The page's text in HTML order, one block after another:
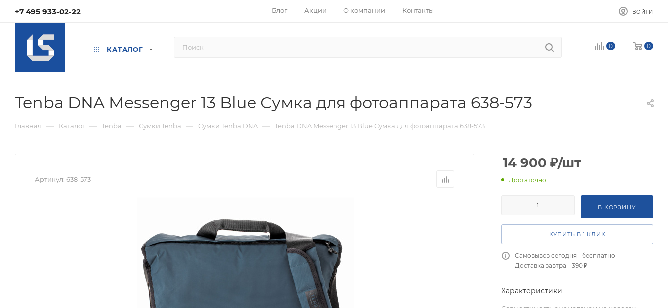
+7 495 933-02-22 Блог Акции О компании Контакты ВОЙТИ
КАТАЛОГ 0 0
Tenba DNA Messenger 13 Blue Сумка для фотоаппарата 638-573
Главная — Каталог — Tenba — Сумки Tenba — Сумки Tenba DNA — Tenba DNA Messenger 13 Blue Сумка для фотоаппарата 638-573
Артикул: 638-573
14 900 ₽/шт
Достаточно
В КОРЗИНУ
КУПИТЬ В 1 КЛИК
Самовывоз сегодня - бесплатно
Доставка завтра - 390 ₽
Характеристики